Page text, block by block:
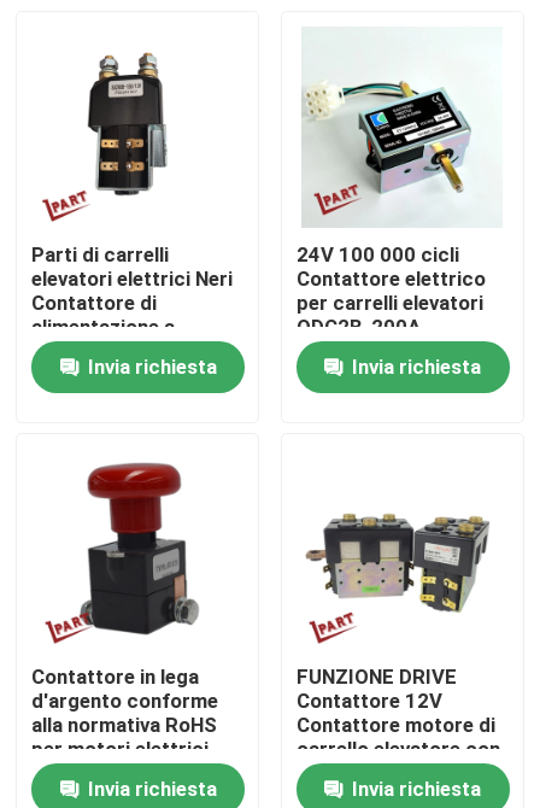
Casa
Prodotti
Video
Giro della fabbrica
Controllo di qualità
Contattici
Notizie
Parti di carrelli
elevatori elettrici Neri
Contattore di
alimentazione a
corrente continua
SW280B-158 12V
Invia richiesta
24V 100 000 cicli
Contattore elettrico
per carrelli elevatori
QDC2B-200A
Invia richiesta
Contattore in lega
d'argento conforme
alla normativa RoHS
per motori elettrici
per carrelli elevatori
Invia richiesta
FUNZIONE DRIVE
Contattore 12V
Contattore motore di
carrello elevatore con
bobina CC
Invia richiesta